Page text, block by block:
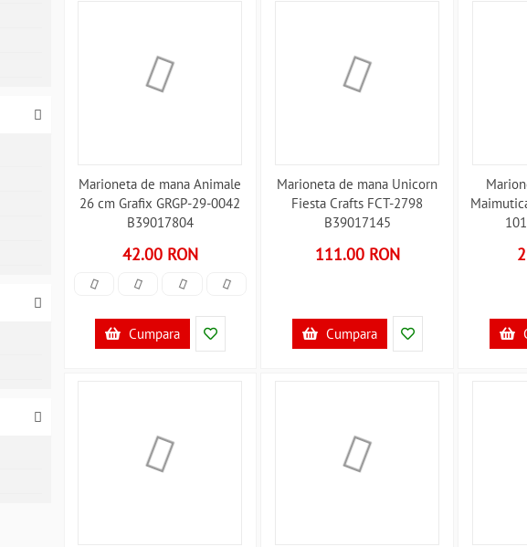
Marioneta de mana Animale
26 cm Grafix GRGP-29-0042
B39017804
42.00 RON
Cumpara
Marioneta de mana Unicorn
Fiesta Crafts FCT-2798
B39017145
111.00 RON
Cumpara